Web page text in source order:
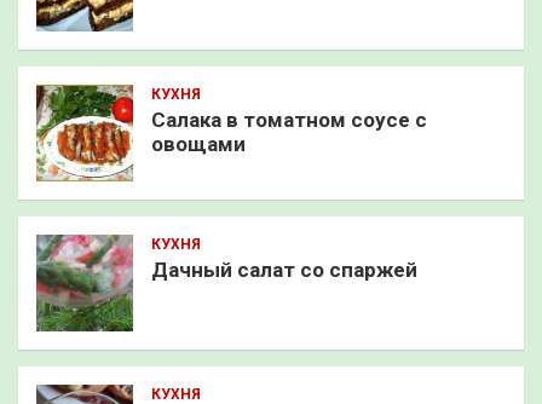
КУХНЯ
Салака в томатном соусе с
овощами
КУХНЯ
Дачный салат со спаржей
КУХНЯ